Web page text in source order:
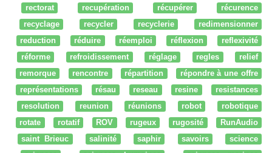
rectorat
recupération récupérer
récurence
recyclage
recycler recyclerie
redimensionner
reduction
réduire réemploi réflexion
reflexivité
réforme
refroidissement réglage regles
relief
remorque
rencontre répartition
répondre à une offre
représentations
résau reseau resine
resistances
resolution
reunion réunions robot
robotique
rotate
rotatif ROV rugeux rugosité
RunAudio
saint Brieuc
salinité saphir savoirs
science